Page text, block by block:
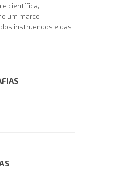
e científica,
um marco
instruendos e das